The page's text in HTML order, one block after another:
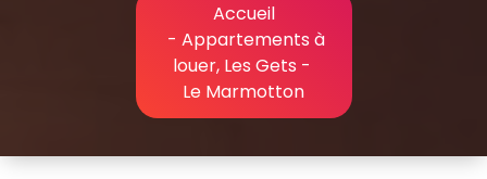
Accueil
- Appartements à
louer, Les Gets -
Le Marmotton